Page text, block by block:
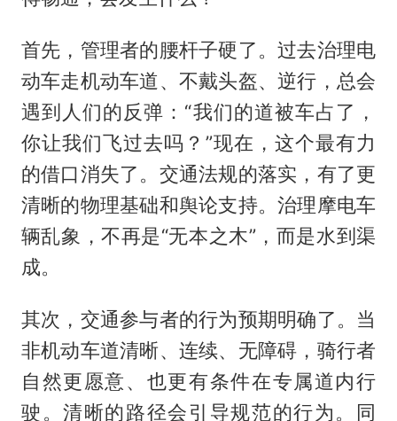
首先，管理者的腰杆子硬了。过去治理电
动车走机动车道、不戴头盔、逆行，总会
遇到人们的反弹：“我们的道被车占了，
你让我们飞过去吗？”现在，这个最有力
的借口消失了。交通法规的落实，有了更
清晰的物理基础和舆论支持。治理摩电车
辆乱象，不再是“无本之木”，而是水到渠
成。
其次，交通参与者的行为预期明确了。当
非机动车道清晰、连续、无障碍，骑行者
自然更愿意、也更有条件在专属道内行
驶。清晰的路径会引导规范的行为。同